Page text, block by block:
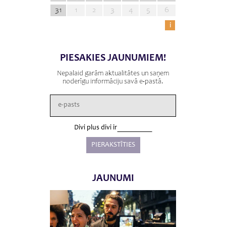
31
1 2 3 4 5
6
i
PIESAKIES JAUNUMIEM!
Nepalaid garām aktualitātes un saņem
noderīgu informāciju savā e-pastā.
Divi plus divi ir
JAUNUMI